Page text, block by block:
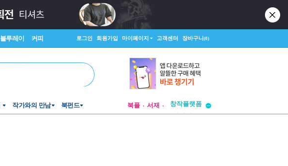
블루레이 커피 로그인 회원가입 마이페이지 고객센터 장바구니(0)
작가와의 만남 북펀드 북플 서재
투비컨티뉴드
투비컨티뉴드